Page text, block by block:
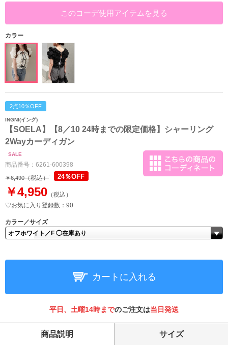
このコーデ使用アイテムを見る
カラー
2点10％OFF
INGNI(イング)
【SOELA】【8／10 24時までの限定価格】シャーリング
2Wayカーディガン
SALE
商品番号： 6261-600398
￥6,490（税込） 24％OFF
￥4,950 （税込）
♡お気に入り登録数：90
カラー／サイズ
カートに入れる
平日、土曜14時までのご注文は当日発送
商品説明 サイズ